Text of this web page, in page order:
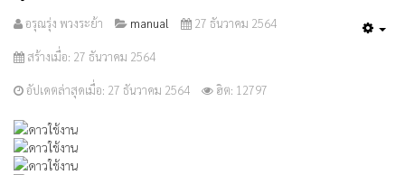
อรุณรุ่ง พวงระย้า manual 27 ธันวาคม 2564
สร้างเมื่อ: 27 ธันวาคม 2564
อัปเดตล่าสุดเมื่อ: 27 ธันวาคม 2564 ฮิต: 12797
ให้
เรต
สมาชิก:5/5